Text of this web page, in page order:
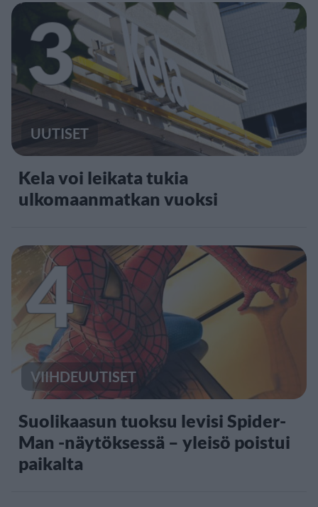
3
UUTISET
Kela voi leikata tukia
ulkomaanmatkan vuoksi
4
VIIHDEUUTISET
Suolikaasun tuoksu levisi Spider-
Man -näytöksessä – yleisö poistui
paikalta